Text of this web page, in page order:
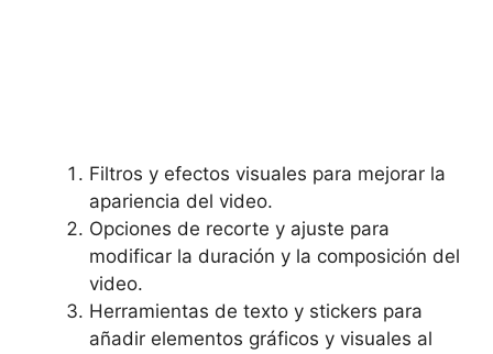
Filtros y efectos visuales para​ mejorar la
apariencia del ⁣video.
Opciones ⁢de recorte y​ ajuste para
modificar la duración y la composición del
video.
Herramientas de ​texto y stickers para
añadir elementos gráficos y visuales al